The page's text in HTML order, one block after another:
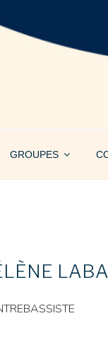
GROUPES